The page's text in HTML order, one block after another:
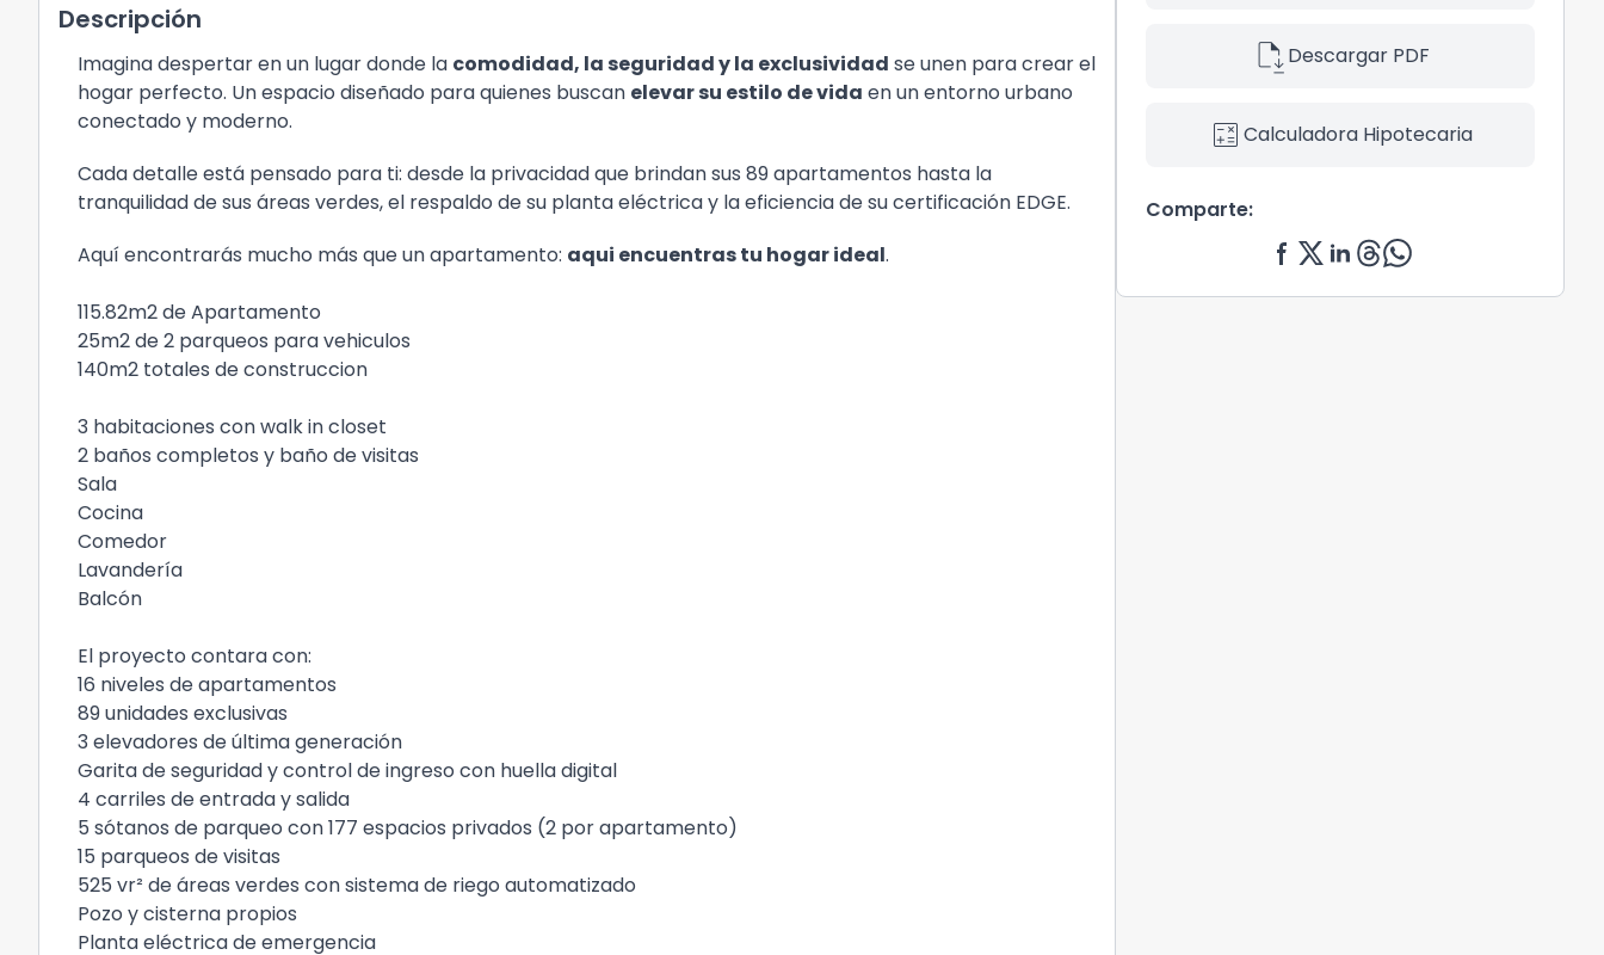
Descripción
Imagina despertar en un lugar donde la comodidad, la seguridad y la exclusividad se unen para crear el
hogar perfecto. Un espacio diseñado para quienes buscan elevar su estilo de vida en un entorno urbano
conectado y moderno.
Cada detalle está pensado para ti: desde la privacidad que brindan sus 89 apartamentos hasta la
tranquilidad de sus áreas verdes, el respaldo de su planta eléctrica y la eficiencia de su certificación EDGE.
Aquí encontrarás mucho más que un apartamento: aqui encuentras tu hogar ideal.
115.82m2 de Apartamento
25m2 de 2 parqueos para vehiculos
140m2 totales de construccion
3 habitaciones con walk in closet
2 baños completos y baño de visitas
Sala
Cocina
Comedor
Lavandería
Balcón
El proyecto contara con:
16 niveles de apartamentos
89 unidades exclusivas
3 elevadores de última generación
Garita de seguridad y control de ingreso con huella digital
4 carriles de entrada y salida
5 sótanos de parqueo con 177 espacios privados (2 por apartamento)
15 parqueos de visitas
525 vr² de áreas verdes con sistema de riego automatizado
Pozo y cisterna propios
Planta eléctrica de emergencia
file_saveDescargar PDF
calculate Calculadora Hipotecaria
Comparte: